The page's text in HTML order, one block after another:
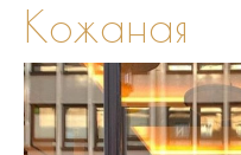
Кожаная